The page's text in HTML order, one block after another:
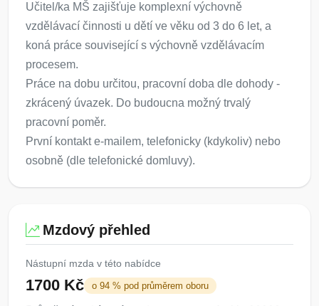
Učitel/ka MŠ zajišťuje komplexní výchovně
vzdělávací činnosti u dětí ve věku od 3 do 6 let, a
koná práce související s výchovně vzdělávacím
procesem.
Práce na dobu určitou, pracovní doba dle dohody -
zkrácený úvazek. Do budoucna možný trvalý
pracovní poměr.
První kontakt e-mailem, telefonicky (kdykoliv) nebo
osobně (dle telefonické domluvy).
Mzdový přehled
Nástupní mzda v této nabídce
1700 Kč o 94 % pod průměrem oboru